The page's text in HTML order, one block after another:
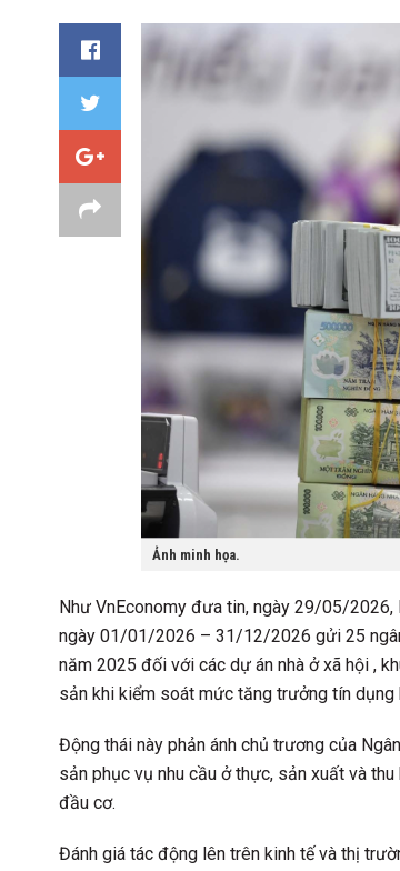
Ảnh minh họa.
Như VnEconomy đưa tin, ngày 29/05/2026,
ngày 01/01/2026 – 31/12/2026 gửi 25
năm 2025 đối với các dự án nhà ở xã hội ,
sản khi kiểm soát mức tăng trưởng tín
Động thái này phản ánh chủ trương của
sản phục vụ nhu cầu ở thực, sản xuất và
đầu cơ.
Đánh giá tác động lên trên kinh tế và thị